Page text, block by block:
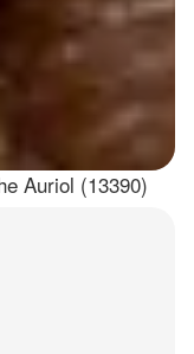
Auriol (13390)